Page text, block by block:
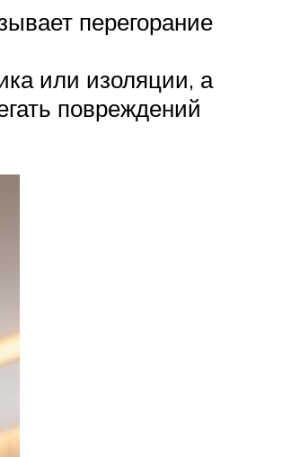
перегорание
или изоляции, а
повреждений